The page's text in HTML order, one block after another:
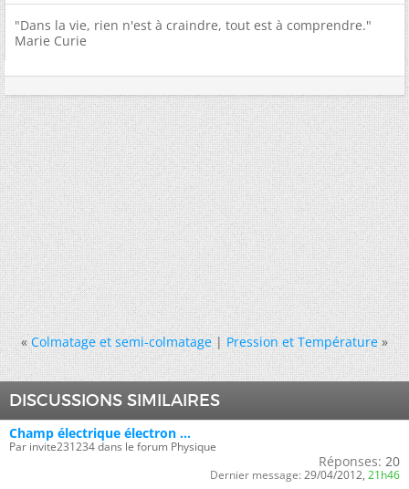
"Dans la vie, rien n'est à craindre, tout est à comprendre."
Marie Curie
« Colmatage et semi-colmatage|Pression et Température »
DISCUSSIONS SIMILAIRES
Champ électrique électron ...
Par invite231234 dans le forum Physique
Réponses: 20
Dernier message: 29/04/2012, 21h46